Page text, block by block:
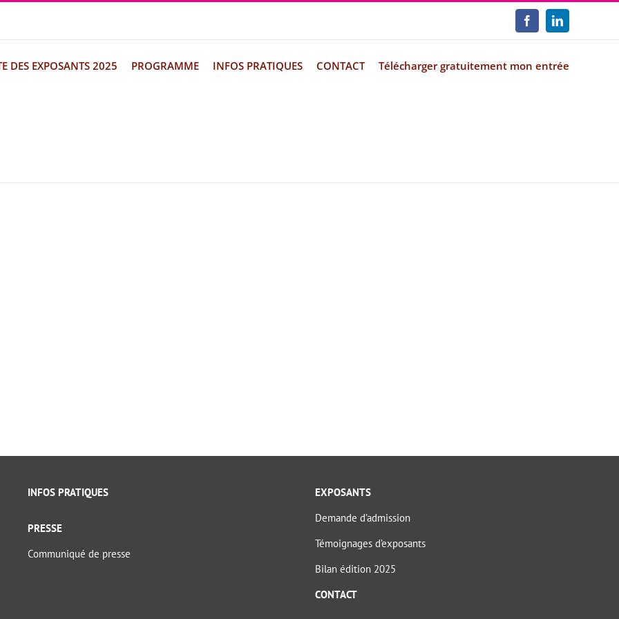
FacebookLinkedIn
DES EXPOSANTS 2025 PROGRAMME INFOS PRATIQUES CONTACT Télécharger gratuitement mon entrée
INFOS PRATIQUES
PRESSE
Communiqué de presse
EXPOSANTS
Demande d’admission
Témoignages d’exposants
Bilan édition 2025
CONTACT